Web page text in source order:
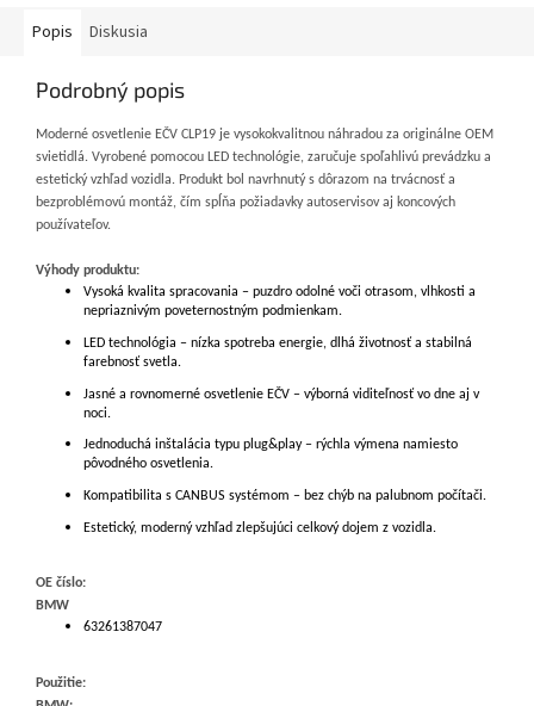
Popis Diskusia
Podrobný popis
Moderné osvetlenie EČV CLP19 je vysokokvalitnou náhradou za originálne OEM
svietidlá. Vyrobené pomocou LED technológie, zaručuje spoľahlivú prevádzku a
estetický vzhľad vozidla. Produkt bol navrhnutý s dôrazom na trvácnosť a
bezproblémovú montáž, čím spĺňa požiadavky autoservisov aj koncových
používateľov.
Výhody produktu:
Vysoká kvalita spracovania – puzdro odolné voči otrasom, vlhkosti a
nepriaznivým poveternostným podmienkam.
LED technológia – nízka spotreba energie, dlhá životnosť a stabilná
farebnosť svetla.
Jasné a rovnomerné osvetlenie EČV – výborná viditeľnosť vo dne aj v
noci.
Jednoduchá inštalácia typu plug&play – rýchla výmena namiesto
pôvodného osvetlenia.
Kompatibilita s CANBUS systémom – bez chýb na palubnom počítači.
Estetický, moderný vzhľad zlepšujúci celkový dojem z vozidla.
OE číslo:
BMW
63261387047
Použitie: